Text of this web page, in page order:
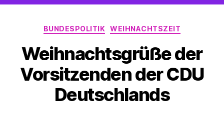
Kategorien
BUNDESPOLITIK WEIHNACHTSZEIT
Weihnachtsgrüße der
Vorsitzenden der CDU
Deutschlands